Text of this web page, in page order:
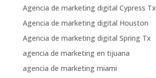
Agencia de marketing digital Cypress Tx
Agencia de marketing digital Houston
Agencia de marketing digital Spring Tx
agencia de marketing en tijuana
agencia de marketing miami